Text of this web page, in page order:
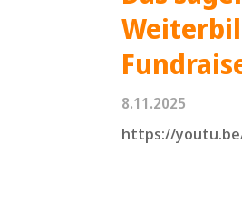
8.11.2025
https://